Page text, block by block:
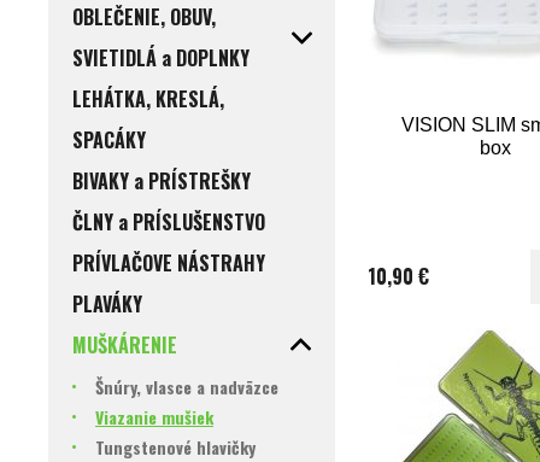
OBLEČENIE, OBUV,
SVIETIDLÁ a DOPLNKY
LEHÁTKA, KRESLÁ,
SPACÁKY
BIVAKY a PRÍSTREŠKY
ČLNY a PRÍSLUŠENSTVO
PRÍVLAČOVE NÁSTRAHY
PLAVÁKY
MUŠKÁRENIE
Šnúry, vlasce a nadväzce
Viazanie mušiek
Tungstenové hlavičky
VISION SLIM
box
10,90 €